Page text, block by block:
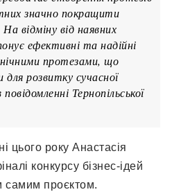
значно покращити
відміну від наявних
ефективні та надійні
протезами, що
для розвитку сучасної
Тернопільської
цього року Анастасія
конкурсу бізнес-ідей
самим проєктом.